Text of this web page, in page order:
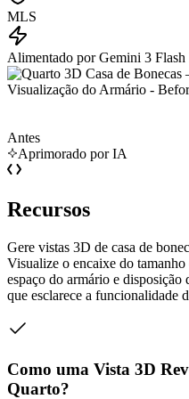
MLS
Alimentado por Gemini 3 Flash
Antes
Aprimorado por IA
Recursos
Gere vistas 3D de casa de
Visualize o encaixe do
espaço do armário e disposição
que esclarece a funcionalidade
Como uma Vista 3D
Quarto?